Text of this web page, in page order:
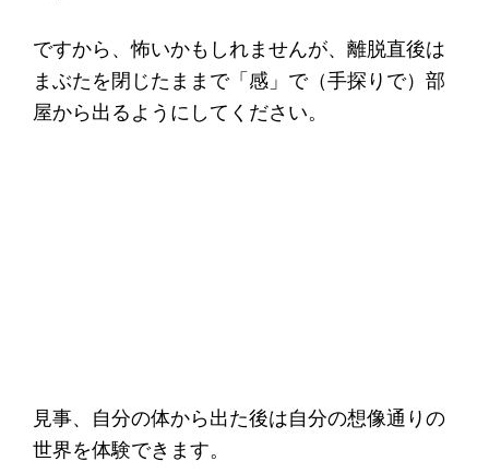
ですから、怖いかもしれませんが、離脱直後は
まぶたを閉じたままで「感」で（手探りで）部
屋から出るようにしてください。
見事、自分の体から出た後は自分の想像通りの
世界を体験できます。